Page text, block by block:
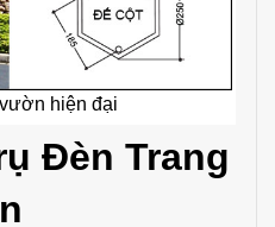
hiện đại
Đèn Trang